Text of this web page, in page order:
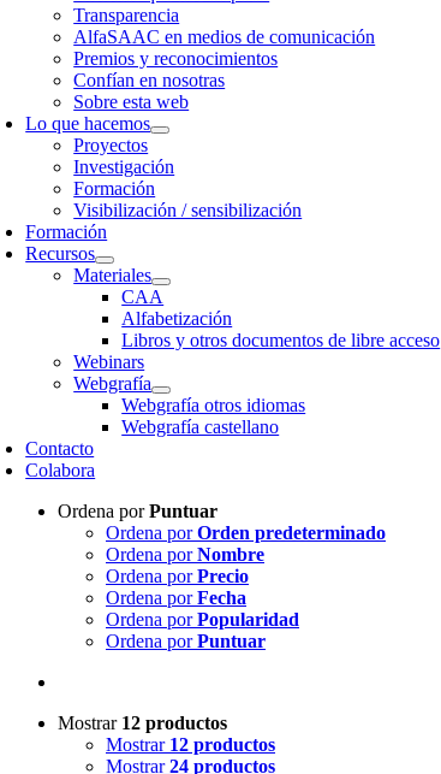
Transparencia
AlfaSAAC en medios de comunicación
Premios y reconocimientos
Confían en nosotras
Sobre esta web
Lo que hacemos
Proyectos
Investigación
Formación
Visibilización / sensibilización
Formación
Recursos
Materiales
CAA
Alfabetización
Libros y otros documentos de libre acceso
Webinars
Webgrafía
Webgrafía otros idiomas
Webgrafía castellano
Contacto
Colabora
Ordena porPuntuar
Ordena porOrden predeterminado
Ordena porNombre
Ordena porPrecio
Ordena porFecha
Ordena porPopularidad
Ordena porPuntuar
Mostrar 12 productos
Mostrar 12 productos
Mostrar24 productos